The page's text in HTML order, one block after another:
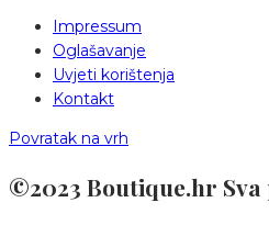
Impressum
Oglašavanje
Uvjeti korištenja
Kontakt
Povratak na vrh
©2023 Boutique.hr